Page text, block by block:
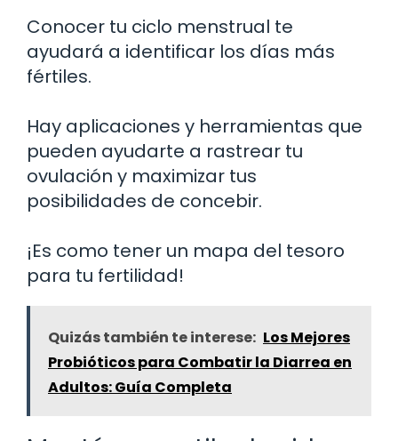
Conocer tu ciclo menstrual te
ayudará a identificar los días más
fértiles.
Hay aplicaciones y herramientas que
pueden ayudarte a rastrear tu
ovulación y maximizar tus
posibilidades de concebir.
¡Es como tener un mapa del tesoro
para tu fertilidad!
Quizás también te interese: Los Mejores
Probióticos para Combatir la Diarrea en
Adultos: Guía Completa